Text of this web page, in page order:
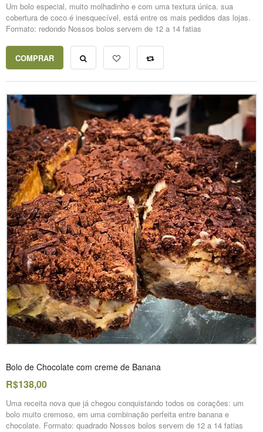
Um bolo especial, muito molhadinho e com uma textura única. sua
cobertura de coco é inesquecível, está entre os mais pedidos das lojas.
Formato: redondo Nossos bolos servem de 12 a 14 fatias
COMPRAR
Bolo de Chocolate com creme de Banana
R$138,00
Uma receita nova que já chegou conquistando todos os corações: um
bolo muito cremoso, em uma combinação perfeita entre banana e
chocolate. Formato: quadrado Nossos bolos servem de 12 a 14 fatias